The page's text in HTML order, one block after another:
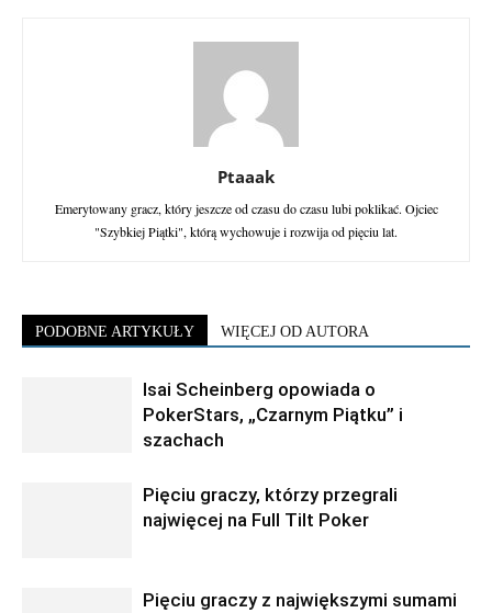
Ptaaak
Emerytowany gracz, który jeszcze od czasu do czasu lubi poklikać. Ojciec
"Szybkiej Piątki", którą wychowuje i rozwija od pięciu lat.
PODOBNE ARTYKUŁY WIĘCEJ OD AUTORA
Isai Scheinberg opowiada o
PokerStars, „Czarnym Piątku” i
szachach
Pięciu graczy, którzy przegrali
najwięcej na Full Tilt Poker
Pięciu graczy z największymi sumami